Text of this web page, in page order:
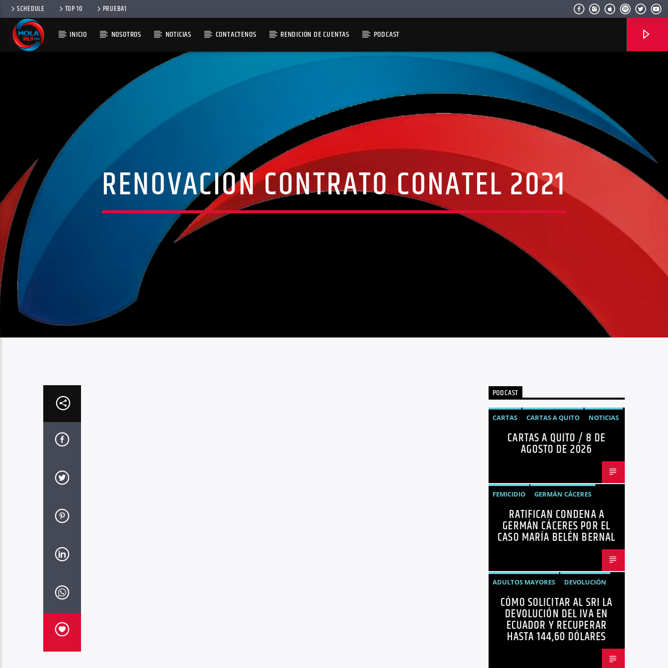
SCHEDULE TOP 10 PRUEBA1
INICIO NOSOTROS NOTICIAS CONTACTENOS RENDICIÓN DE CUENTAS PODCAST
RENOVACION CONTRATO CONATEL 2021
PODCAST
CARTAS CARTAS A QUITO
NOTICIAS
OPINIÓNCARTAS A QUITO / 8 DE
AGOSTO DE 2026
FEMICIDIO
GERMÁN CÁCERES
MARÍA BELÉN BERNAL
NOTICIAS
SEGURIDAD
RATIFICAN CONDENA A
GERMÁN CÁCERES POR EL
CASO MARÍA BELÉN BERNAL
ADULTOS MAYORES
DEVOLUCIÓN
ECUADOR
NEGOCIOS
NOTICIAS
PERSONAS CON DISCAPACIDAD
CÓMO SOLICITAR AL SRI LA
DEVOLUCIÓN DEL IVA EN
ECUADOR Y RECUPERAR
HASTA 144,60 DÓLARES